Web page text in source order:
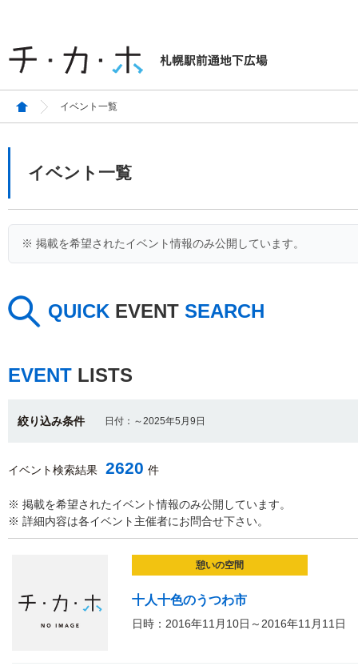
イベント一覧
イベント一覧
※ 掲載を希望されたイベント情報のみ公開しています。
QUICK EVENT SEARCH
EVENT LISTS
絞り込み条件 日付：～2025年5月9日
イベント検索結果 2620 件
※ 掲載を希望されたイベント情報のみ公開しています。
※ 詳細内容は各イベント主催者にお問合せ下さい。
憩いの空間
十人十色のうつわ市
日時：2016年11月10日～2016年11月11日